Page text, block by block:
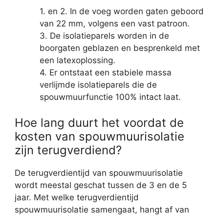
1. en 2. In de voeg worden gaten geboord
van 22 mm, volgens een vast patroon.
3. De isolatieparels worden in de
boorgaten geblazen en besprenkeld met
een latexoplossing.
4. Er ontstaat een stabiele massa
verlijmde isolatieparels die de
spouwmuurfunctie 100% intact laat.
Hoe lang duurt het voordat de
kosten van spouwmuurisolatie
zijn terugverdiend?
De terugverdientijd van spouwmuurisolatie
wordt meestal geschat tussen de 3 en de 5
jaar. Met welke terugverdientijd
spouwmuurisolatie samengaat, hangt af van